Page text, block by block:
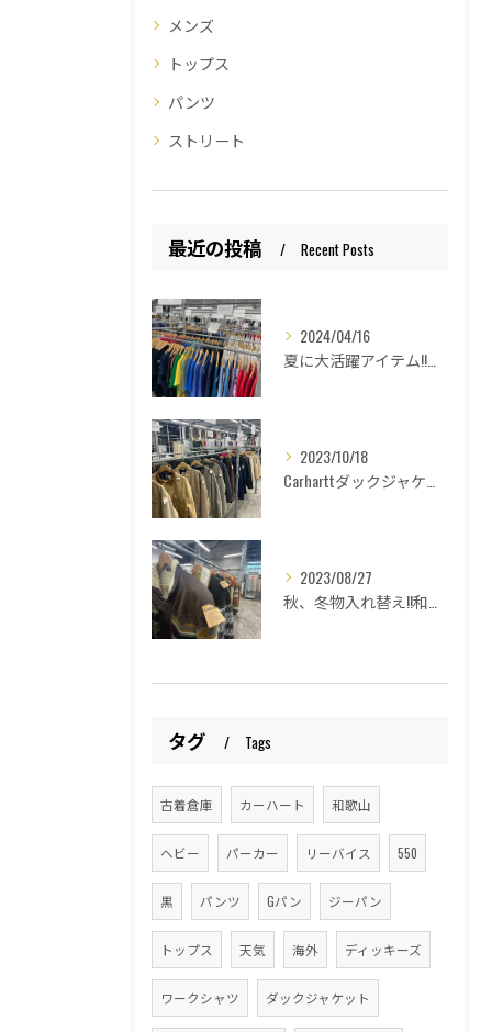
メンズ
トップス
パンツ
ストリート
最近の投稿 Recent Posts
2024/04/16
2023/10/18
2023/08/27
タグ Tags
古着倉庫 カーハート 和歌山
ヘビー パーカー リーバイス 550
黒 パンツ Gパン ジーパン
トップス 天気 海外 ディッキーズ
ワークシャツ ダックジャケット